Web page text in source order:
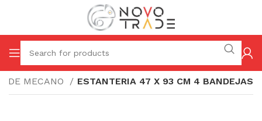
DE MECANO ESTANTERIA 47 X 93 CM 4 BANDEJAS